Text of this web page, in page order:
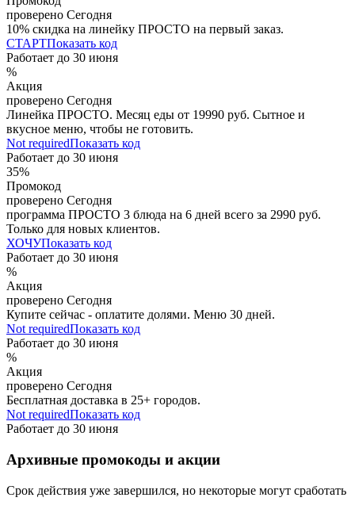
проверено Сегодня
10% скидка на линейку ПРОСТО на первый заказ.
СТАРТПоказать код
Работает до 30 июня
%
Акция
проверено Сегодня
Линейка ПРОСТО. Месяц еды от 19990 руб. Сытное и
вкусное меню, чтобы не готовить.
Not requiredПоказать код
Работает до 30 июня
35%
Промокод
проверено Сегодня
программа ПРОСТО 3 блюда на 6 дней всего за 2990 руб.
Только для новых клиентов.
ХОЧУПоказать код
Работает до 30 июня
%
Акция
проверено Сегодня
Купите сейчас - оплатите долями. Меню 30 дней.
Not requiredПоказать код
Работает до 30 июня
%
Акция
проверено Сегодня
Бесплатная доставка в 25+ городов.
Not requiredПоказать код
Работает до 30 июня
Архивные промокоды и акции
Срок действия уже завершился, но некоторые могут сработать